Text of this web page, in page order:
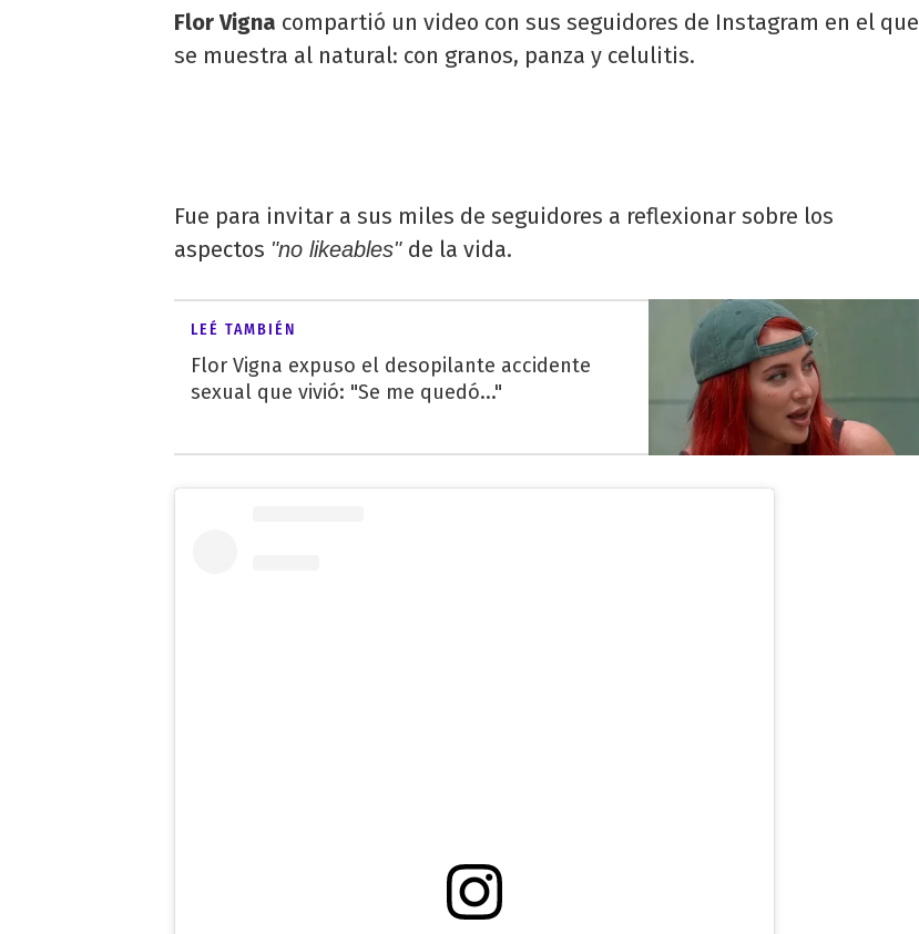
Flor Vigna compartió un video con sus seguidores de Instagram en el que
se muestra al natural: con granos, panza y celulitis.
Fue para invitar a sus miles de seguidores a reflexionar sobre los
aspectos "no likeables" de la vida.
LEÉ TAMBIÉN
Flor Vigna expuso el desopilante accidente
sexual que vivió: "Se me quedó..."